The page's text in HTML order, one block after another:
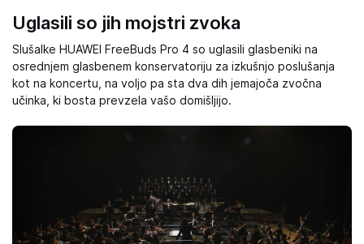
Uglasili so jih mojstri zvoka
Slušalke HUAWEI FreeBuds Pro 4 so uglasili glasbeniki na
osrednjem glasbenem konservatoriju za izkušnjo poslušanja
kot na koncertu, na voljo pa sta dva dih jemajoča zvočna
učinka, ki bosta prevzela vašo domišljijo.